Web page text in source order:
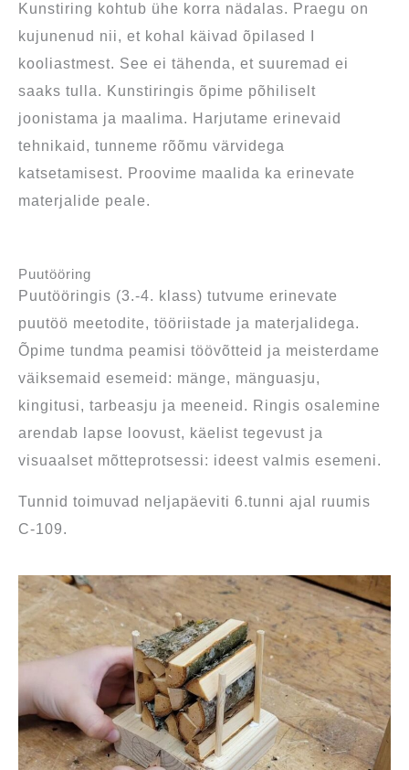
Kunstiring kohtub ühe korra nädalas. Praegu on
kujunenud nii, et kohal käivad õpilased I
kooliastmest. See ei tähenda, et suuremad ei
saaks tulla. Kunstiringis õpime põhiliselt
joonistama ja maalima. Harjutame erinevaid
tehnikaid, tunneme rõõmu värvidega
katsetamisest. Proovime maalida ka erinevate
materjalide peale.
Puutööring
Puutööringis (3.-4. klass) tutvume erinevate
puutöö meetodite, tööriistade ja materjalidega.
Õpime tundma peamisi töövõtteid ja meisterdame
väiksemaid esemeid: mänge, mänguasju,
kingitusi, tarbeasju ja meeneid. Ringis osalemine
arendab lapse loovust, käelist tegevust ja
visuaalset mõtteprotsessi: ideest valmis esemeni.
Tunnid toimuvad neljapäeviti 6.tunni ajal ruumis
C-109.